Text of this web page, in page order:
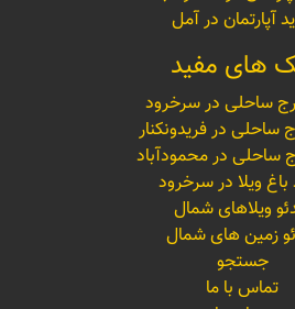
آپارتمان در آمل
های مفید
ساحلی در سرخرود
ساحلی در فریدونکنار
ساحلی در محمودآباد
ویلا در سرخرود
ویلاهای شمال
زمین های شمال
جستجو
تماس با ما